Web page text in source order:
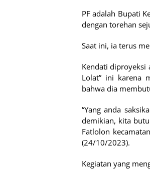
PF adalah Bupati
dengan torehan
Saat ini, ia terus
Kendati diproyeksi
Lolat” ini karena
bahwa dia
“Yang anda
demikian, kita
Fatlolon
(24/10/2023).
Kegiatan yang